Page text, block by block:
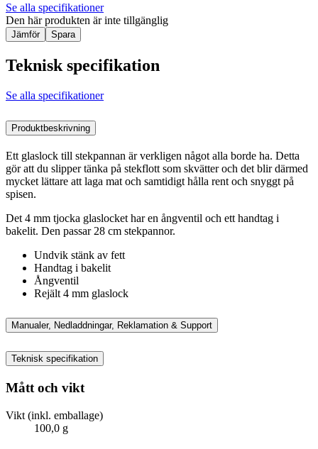
Se alla specifikationer
Den här produkten är inte tillgänglig
Jämför Spara
Teknisk specifikation
Se alla specifikationer
Produktbeskrivning
Ett glaslock till stekpannan är verkligen något alla borde ha. Detta
gör att du slipper tänka på stekflott som skvätter och det blir därmed
mycket lättare att laga mat och samtidigt hålla rent och snyggt på
spisen.
Det 4 mm tjocka glaslocket har en ångventil och ett handtag i
bakelit. Den passar 28 cm stekpannor.
Undvik stänk av fett
Handtag i bakelit
Ångventil
Rejält 4 mm glaslock
Manualer, Nedladdningar, Reklamation & Support
Teknisk specifikation
Mått och vikt
Vikt (inkl. emballage)
100,0 g